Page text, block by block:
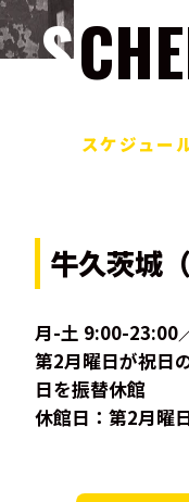
スケジュー
牛久茨城
月-土 9:00-23:00
第2月曜日が祝日
日を振替休館
休館日：第2月曜